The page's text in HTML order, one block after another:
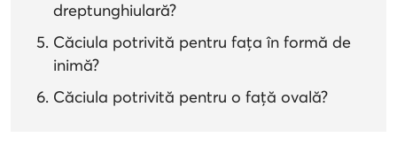
dreptunghiulară?
Căciula potrivită pentru fața în formă de
inimă?
Căciula potrivită pentru o față ovală?